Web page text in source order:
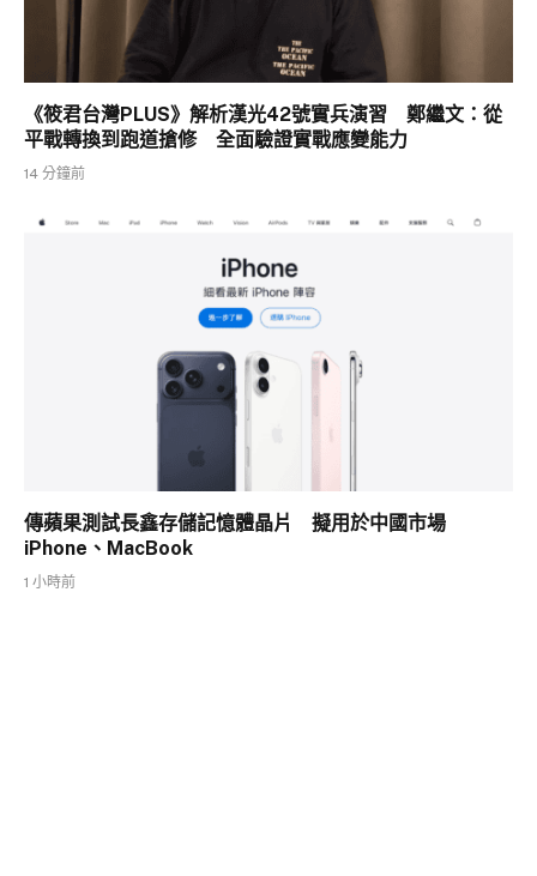
《筱君台灣PLUS》解析漢光42號實兵演習 鄭繼文：從
平戰轉換到跑道搶修 全面驗證實戰應變能力
14 分鐘前
傳蘋果測試長鑫存儲記憶體晶片 擬用於中國市場
iPhone、MacBook
1 小時前